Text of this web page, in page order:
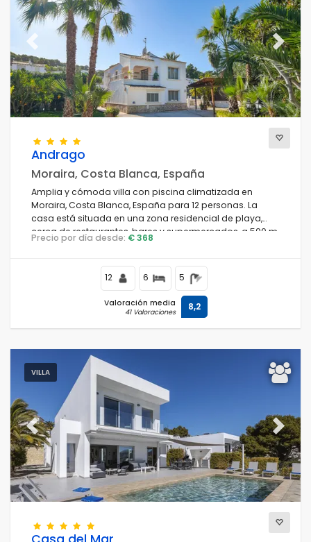
Previous Next
Andrago
Moraira, Costa Blanca, España
Amplia y cómoda villa con piscina climatizada en
Moraira, Costa Blanca, España para 12 personas. La
casa está situada en una zona residencial de playa,
cerca de restaurantes, bares y supermercados, a 500 m
de la playa Cala Andrago y a 0.
Precio por día desde: € 368
12 6 5
Valoración media
41 Valoraciones 8,2
VILLA
Previous Next